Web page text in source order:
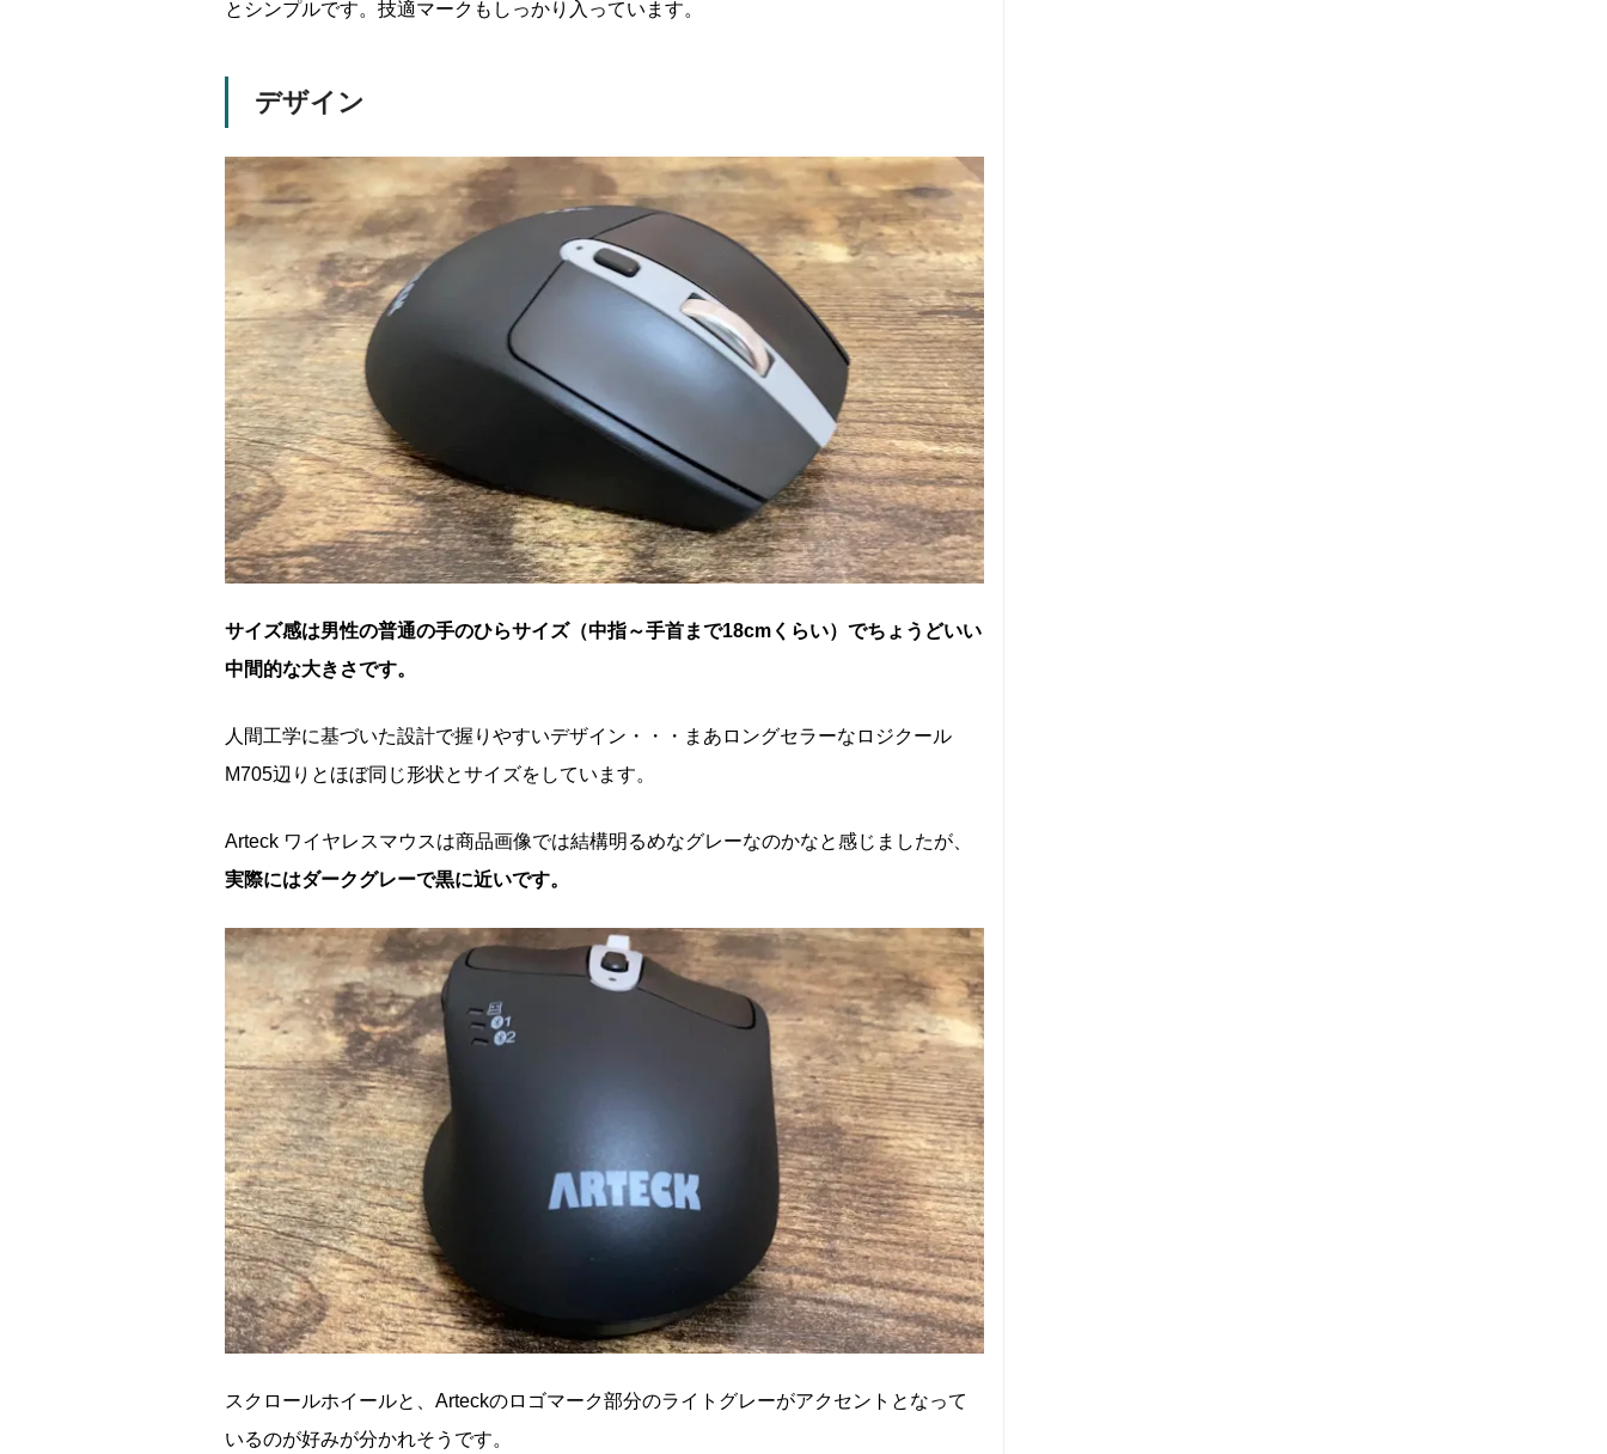
とシンプルです。技適マークもしっかり入っています。
デザイン
サイズ感は男性の普通の手のひらサイズ（中指～手首まで18cmくらい）でちょうどいい
中間的な大きさです。
人間工学に基づいた設計で握りやすいデザイン・・・まあロングセラーなロジクール
M705辺りとほぼ同じ形状とサイズをしています。
Arteck ワイヤレスマウスは商品画像では結構明るめなグレーなのかなと感じましたが、
実際にはダークグレーで黒に近いです。
スクロールホイールと、Arteckのロゴマーク部分のライトグレーがアクセントとなって
いるのが好みが分かれそうです。